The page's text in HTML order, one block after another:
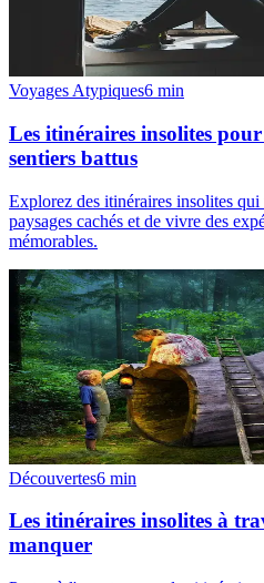
Voyages Atypiques6 min
Les itinéraires insolites
sentiers battus
Explorez des itinéraires insolites
paysages cachés et de vivre des
mémorables.
Découvertes6 min
Les itinéraires insolites à
manquer